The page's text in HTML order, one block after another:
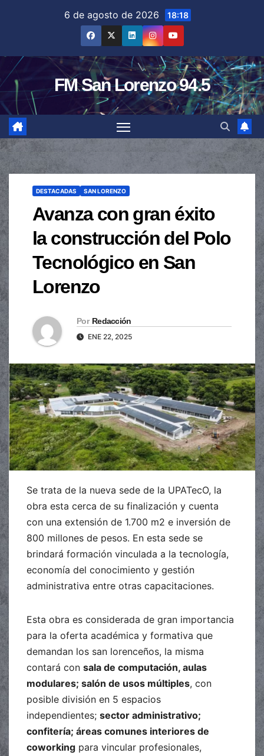
6 de agosto de 2026 18:18
FM San Lorenzo 94.5
DESTACADAS SAN LORENZO
Avanza con gran éxito
la construcción del Polo
Tecnológico en San
Lorenzo
Por Redacción
ENE 22, 2025
Se trata de la nueva sede de la UPATecO, la
obra esta cerca de su finalización y cuenta
con una extensión de 1.700 m2 e inversión de
800 millones de pesos. En esta sede se
brindará formación vinculada a la tecnología,
economía del conocimiento y gestión
administrativa entre otras capacitaciones.
Esta obra es considerada de gran importancia
para la oferta académica y formativa que
demandan los san lorenceños, la misma
contará con sala de computación, aulas
modulares; salón de usos múltiples, con
posible división en 5 espacios
independientes; sector administrativo;
confitería; áreas comunes interiores de
coworking para vincular profesionales,